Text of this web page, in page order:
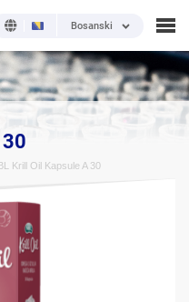
Bosanski
Krill Oil Kapsule A 30